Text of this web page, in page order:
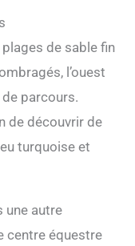
plages de sable fin
l’ouest
parcours.
de découvrir de
turquoise et
une autre
centre équestre